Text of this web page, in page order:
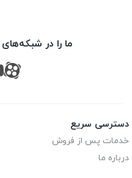
ما را در
دسترسی سریع
خدمات پس از فروش
درباره ما